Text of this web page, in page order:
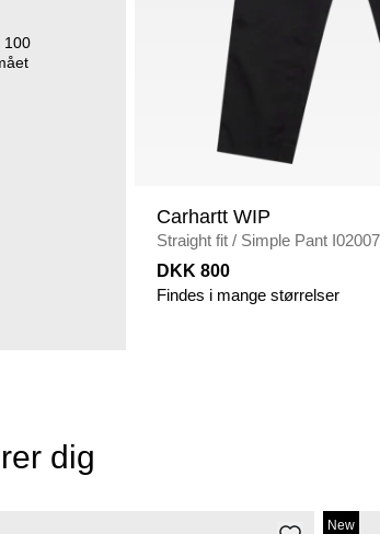
100
Carhartt WIP
Straight fit / Simple Pant
DKK 800
Findes i mange størrelser
dig
New